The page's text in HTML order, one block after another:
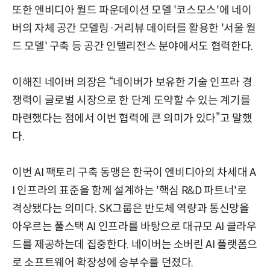
또한 엔비디아 월드 파운데이션 모델 '코스모스'에 네이
버의 자체 공간 모델링·거리뷰 데이터를 활용한 '서울 월
드 모델' 구축 등 공간 인텔리전스 분야에서도 협력한다.
이해진 네이버 의장은 “네이버가 보유한 기술 인프라 경
쟁력이 글로벌 시장으로 한 단계 도약할 수 있는 계기를
마련했다는 점에서 이번 협력에 큰 의미가 있다”고 말했
다.
이번 AI 팩토리 구축 동맹은 한국이 엔비디아의 차세대 A
I 인프라의 표준을 함께 설계하는 '핵심 R&D 파트너'로
격상됐다는 의미다. SK그룹은 반도체 역량과 통신망을
아우르는 풀스택 AI 인프라를 바탕으로 대규모 AI 클라우
드를 제공하는데 집중한다. 네이버는 소버린 AI 플랫폼으
로 소프트웨어 확장성에 승부수를 던졌다.